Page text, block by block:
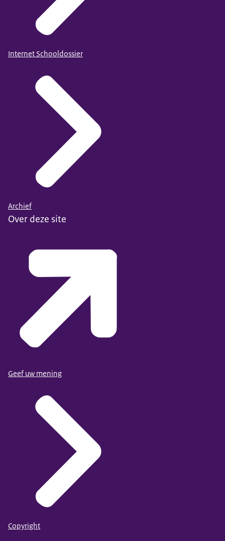
Internet Schooldossier
Archief
Over deze site
Geef uw mening
Copyright